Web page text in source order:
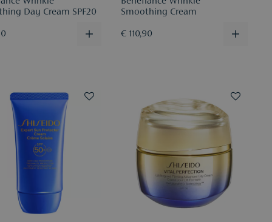
Day Cream SPF20
Smoothing Cream
€ 110,90